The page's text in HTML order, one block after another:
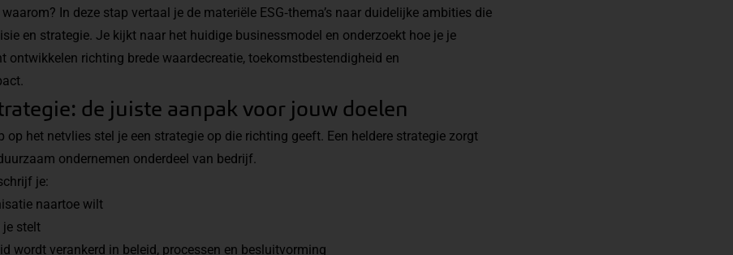
In deze stap vertaal je de materiële ESG‑thema’s naar duidelijke ambities die
en strategie. Je kijkt naar het huidige businessmodel en onderzoekt hoe je je
ontwikkelen richting brede waardecreatie, toekomstbestendigheid en
de juiste aanpak voor jouw doelen
op het netvlies stel je een strategie op die richting geeft. Een heldere strategie zorgt
ondernemen onderdeel van bedrijf.
je:
naartoe wilt
stelt
verankerd in beleid, processen en besluitvorming